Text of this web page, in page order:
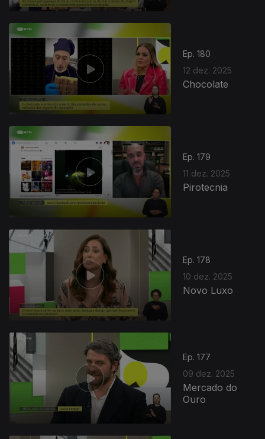
Ep. 180
12 dez. 2025
Chocolate
Ep. 179
11 dez. 2025
Pirotecnia
Ep. 178
10 dez. 2025
Novo Luxo
Ep. 177
09 dez. 2025
Mercado do
Ouro